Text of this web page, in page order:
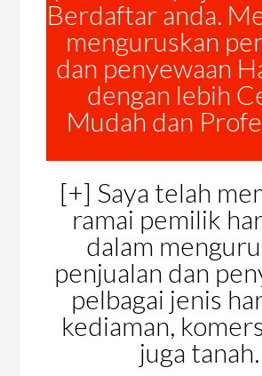
Berdaftar anda.
menguruskan
dan penyewaan
dengan lebih
Mudah dan
[+] Saya telah
ramai pemilik
dalam
penjualan dan
pelbagai jenis
kediaman,
juga tanah.